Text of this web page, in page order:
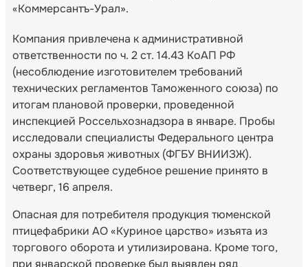
«Коммерсантъ-Урал».
Компания привлечена к административной
ответственности по ч. 2 ст. 14.43 КоАП РФ
(несоблюдение изготовителем требований
технических регламентов Таможенного союза) по
итогам плановой проверки, проведенной
инспекцией Россельхознадзора в январе. Пробы
исследовали специалисты Федерального центра
охраны здоровья животных (ФГБУ ВНИИЗЖ).
Соответствующее судебное решение принято в
четверг, 16 апреля.
Опасная для потребителя продукция тюменской
птицефабрики АО «Куриное царство» изъята из
торгового оборота и утилизирована. Кроме того,
при январской проверке был выявлен ряд